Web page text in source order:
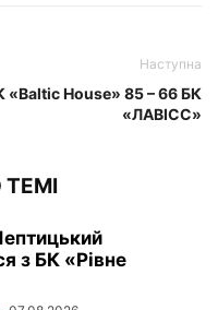
Наступна
«Baltic House» 85 – 66 БК
«ЛАВІСС»
ТЕМІ
з БК «Рівне